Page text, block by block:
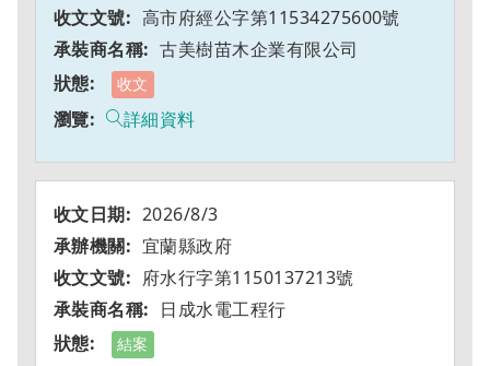
高市府經公字第11534275600號
古美樹苗木企業有限公司
收文
詳細資料
2026/8/3
宜蘭縣政府
府水行字第1150137213號
日成水電工程行
結案